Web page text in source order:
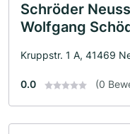
Schröder
Wolfgang
Kruppstr. 1 A, 41469
0.0 (0